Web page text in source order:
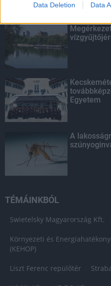
Data Deletion Data
KIEMELT
Egyetem
A
TÉMÁINKBÓL
Swietelsky Magyarország Kft.
Környezeti és
(KEHOP)
Liszt Ferenc repülőtér